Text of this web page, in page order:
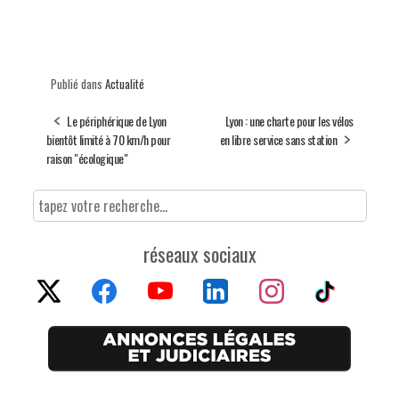
Publié dans Actualité
Le périphérique de Lyon
bientôt limité à 70 km/h pour
raison "écologique"
Lyon : une charte pour les vélos
en libre service sans station
réseaux sociaux